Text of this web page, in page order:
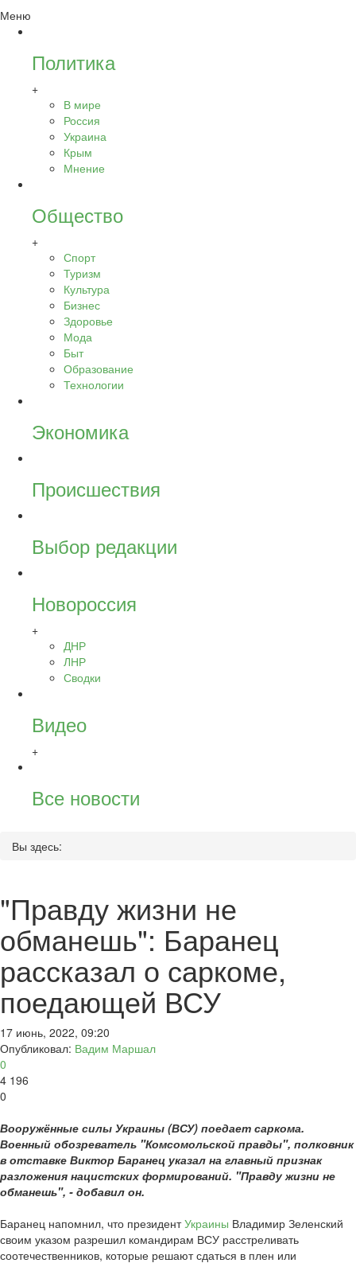
Меню
Политика
+
В мире
Россия
Украина
Крым
Мнение
Общество
+
Спорт
Туризм
Культура
Бизнес
Здоровье
Мода
Быт
Образование
Технологии
Экономика
Происшествия
Выбор редакции
Новороссия
+
ДНР
ЛНР
Сводки
Видео
+
Все новости
Вы здесь:
"Правду жизни не
обманешь": Баранец
рассказал о саркоме,
поедающей ВСУ
17 июнь, 2022, 09:20
Опубликовал: Вадим Маршал
0
4 196
0
Вооружённые силы Украины (ВСУ) поедает саркома.
Военный обозреватель "Комсомольской правды", полковник
в отставке Виктор Баранец указал на главный признак
разложения нацистских формирований. "Правду жизни не
обманешь", - добавил он.
Баранец напомнил, что президентУкраины Владимир Зеленский
своим указом разрешил командирам ВСУ расстреливать
соотечественников, которые решают сдаться в плен или